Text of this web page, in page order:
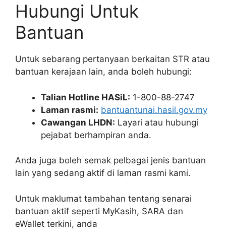
Hubungi Untuk
Bantuan
Untuk sebarang pertanyaan berkaitan STR atau
bantuan kerajaan lain, anda boleh hubungi:
Talian Hotline HASiL: 1-800-88-2747
Laman rasmi: bantuantunai.hasil.gov.my
Cawangan LHDN: Layari atau hubungi
pejabat berhampiran anda.
Anda juga boleh semak pelbagai jenis bantuan
lain yang sedang aktif di laman rasmi kami.
Untuk maklumat tambahan tentang senarai
bantuan aktif seperti MyKasih, SARA dan
eWallet terkini, anda